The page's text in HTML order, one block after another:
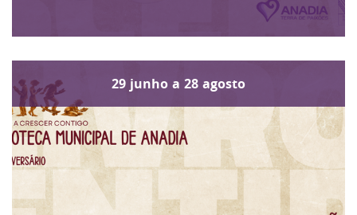
29 junho a 28 agosto